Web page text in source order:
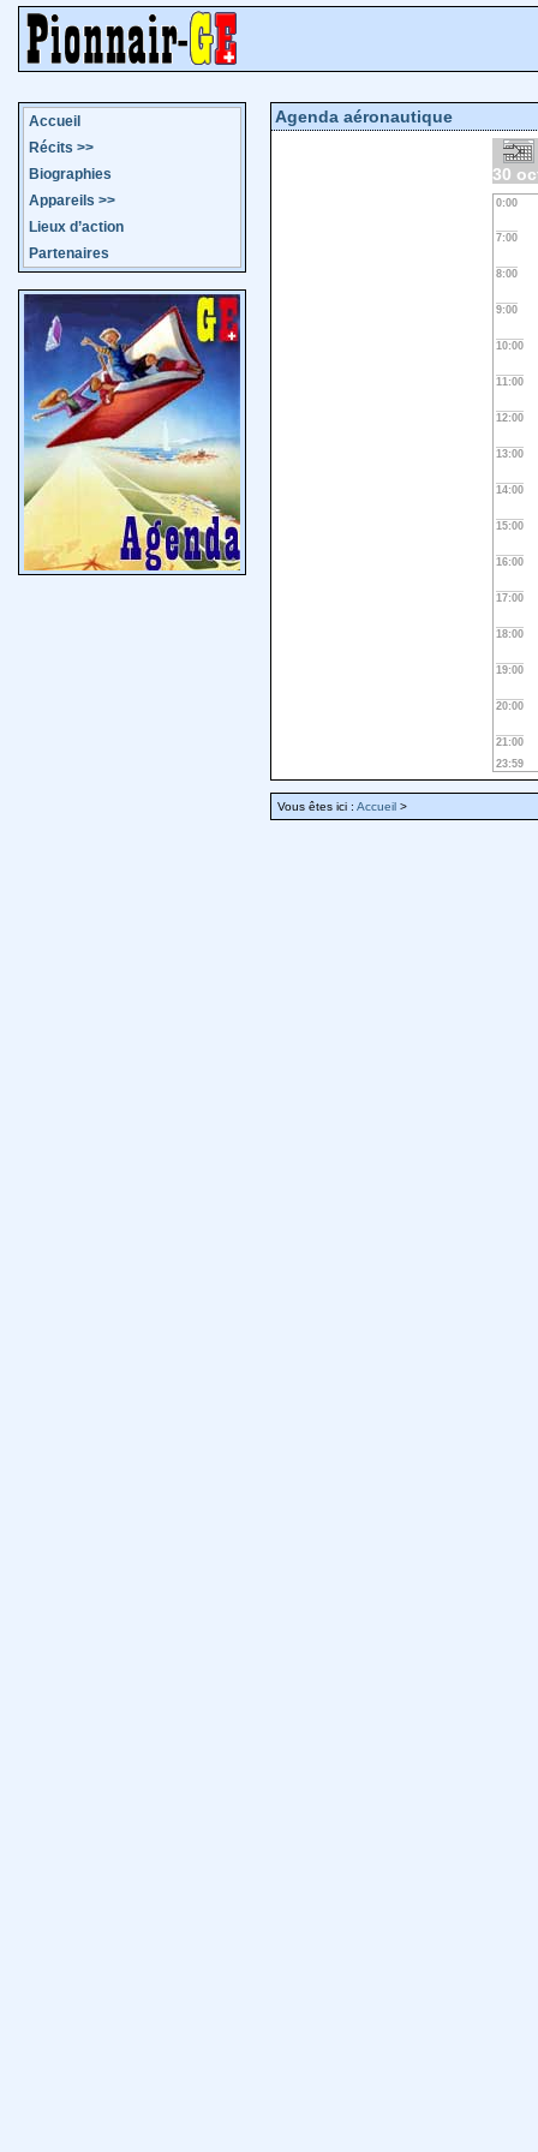
Accueil
Récits >>
Biographies
Appareils >>
Lieux d’action
Partenaires
Agenda aéronautique
30
0:00
7:00
8:00
9:00
10:00
11:00
12:00
13:00
14:00
15:00
16:00
17:00
18:00
19:00
20:00
21:00
23:59
Vous êtes ici : Accueil >